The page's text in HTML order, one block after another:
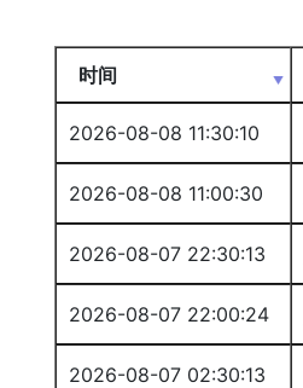
时间
2026-08-08 11:30:10
2026-08-08 11:00:30
2026-08-07 22:30:13
2026-08-07 22:00:24
2026-08-07 02:30:13